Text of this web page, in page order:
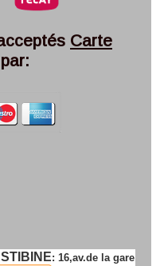
Carte
STIBINE: 16,av.de la gare